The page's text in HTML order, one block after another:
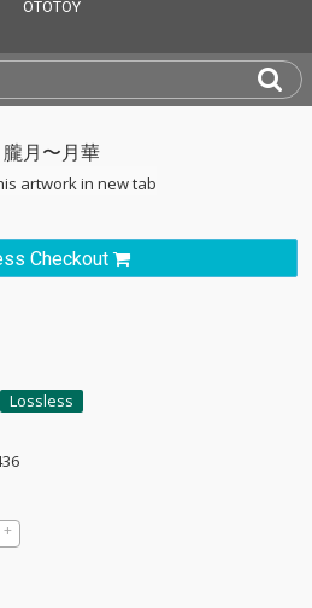
artwork in new tab
Checkout
Lossless